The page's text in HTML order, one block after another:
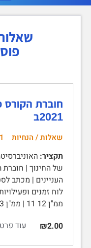
חוברת הקורס
2021ב
שאלות / הנחיות
תקציר:
ממ"ן 12 11 | ממ"ן 13 …
₪2.00
עוד